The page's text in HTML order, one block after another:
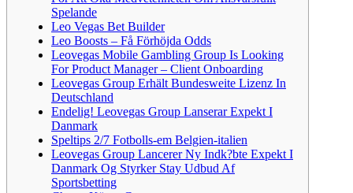
Spelande
Leo Vegas Bet Builder
Leo Boosts – Få Förhöjda Odds
Leovegas Mobile Gambling Group Is Looking
For Product Manager – Client Onboarding
Leovegas Group Erhält Bundesweite Lizenz In
Deutschland
Endelig! Leovegas Group Lanserar Expekt I
Danmark
Speltips 2/7 Fotbolls-em Belgien-italien
Leovegas Group Lancerer Ny Indk?bte Expekt I
Danmark Og Styrker Stay Udbud Af
Sportsbetting